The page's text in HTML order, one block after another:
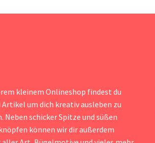
kleinem Onlineshop findest du
um dich kreativ ausleben zu
Neben schicker Spitze und süßen
können wir dir außerdem